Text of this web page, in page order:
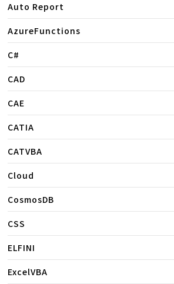
Auto Report
AzureFunctions
C#
CAD
CAE
CATIA
CATVBA
Cloud
CosmosDB
CSS
ELFINI
ExcelVBA